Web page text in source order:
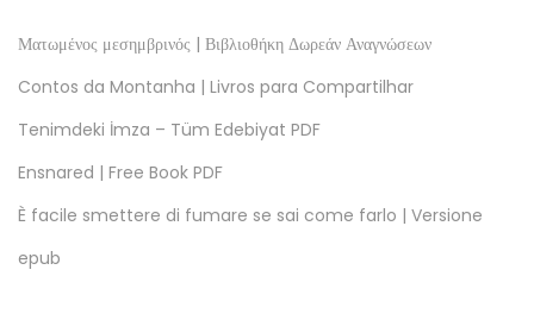
a
a
r
L
Ματωμένος μεσημβρινός | Βιβλιοθήκη Δωρεάν Αναγνώσεων
Contos da Montanha | Livros para Compartilhar
Tenimdeki İmza – Tüm Edebiyat PDF
Ensnared | Free Book PDF
È facile smettere di fumare se sai come farlo | Versione
epub